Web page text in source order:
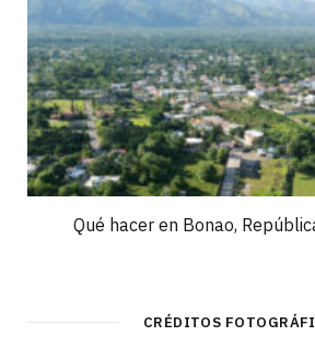
Qué hacer en Bonao,
CRÉDITOS